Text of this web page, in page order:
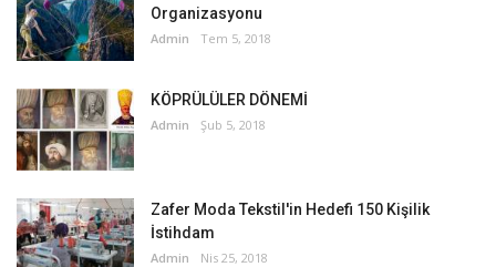
Organizasyonu
Admin Tem 5, 2018
KÖPRÜLÜLER DÖNEMİ
Admin Şub 5, 2018
Zafer Moda Tekstil'in Hedefi 150 Kişilik
İstihdam
Admin Nis 25, 2018